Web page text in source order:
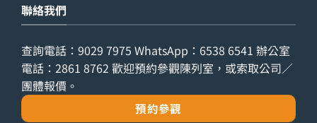
聯絡我們
查詢電話： 9029 7975 WhatsApp： 6538 6541 辦公室
電話： 2861 8762 歡迎預約參觀陳列室，或索取公司／
團體報價。
預約參觀